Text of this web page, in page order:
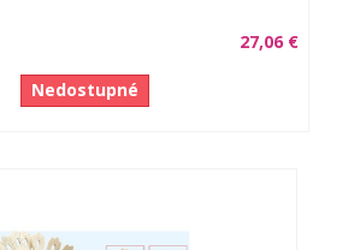
27,06 €
Nedostupné